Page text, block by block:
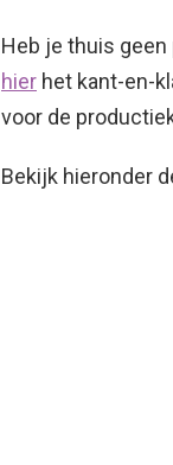
Heb je thuis
hier het kant-en-
voor de
Bekijk hieronder